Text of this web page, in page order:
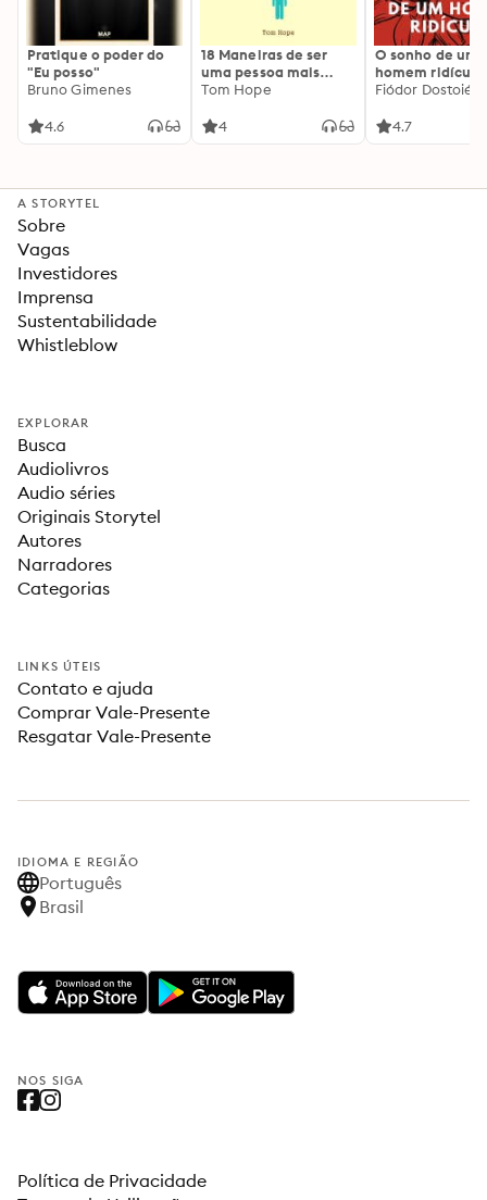
Pratique o poder do
"Eu posso"
Bruno Gimenes
4.6
18 Maneiras de ser
uma pessoa mais
interessante
Tom Hope
4
O sonho de um
homem ridículo
Fiódor
4.7
A STORYTEL
Sobre
Vagas
Investidores
Imprensa
Sustentabilidade
Whistleblow
EXPLORAR
Busca
Audiolivros
Audio séries
Originais Storytel
Autores
Narradores
Categorias
LINKS ÚTEIS
Contato e ajuda
Comprar Vale-Presente
Resgatar Vale-Presente
IDIOMA E REGIÃO
Português
Brasil
NOS SIGA
Política de Privacidade